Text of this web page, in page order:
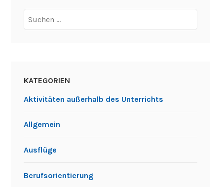
Suchen
nach:
KATEGORIEN
Aktivitäten außerhalb des Unterrichts
Allgemein
Ausflüge
Berufsorientierung